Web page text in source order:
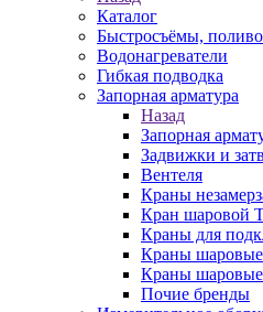
Каталог
Быстросъёмы,
Водонагреватели
Гибкая подводка
Запорная арматура
Назад
Запорная
Задвижки и
Вентеля
Краны
Кран шаровой
Краны для
Краны
Краны
Почие бренды